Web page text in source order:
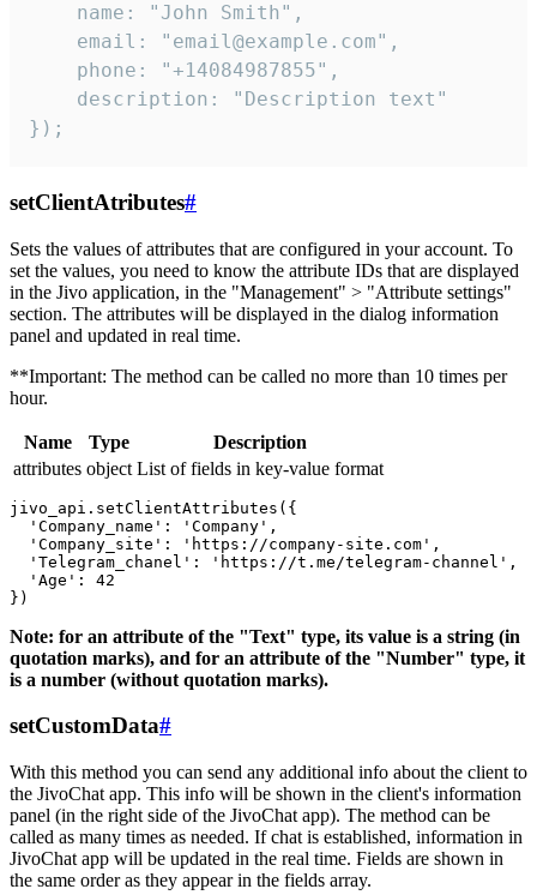
    name: "John Smith",
    email: "email@example.com",
    phone: "+14084987855",
    description: "Description text"
});
setClientAtributes#
Sets the values ​​of attributes that are configured in your account. To
set the values, you need to know the attribute IDs that are displayed
in the Jivo application, in the "Management" > "Attribute settings"
section. The attributes will be displayed in the dialog information
panel and updated in real time.
**Important: The method can be called no more than 10 times per
hour.
Name Type
Description
attributes object List of fields in key-value format
jivo_api.setClientAttributes({
  'Company_name': 'Company',
  'Company_site': 'https://company-site.com',
  'Telegram_chanel': 'https://t.me/telegram-channel',
  'Age': 42
Note: for an attribute of the "Text" type, its value is a string (in
quotation marks), and for an attribute of the "Number" type, it
is a number (without quotation marks).
setCustomData#
With this method you can send any additional info about the client to
the JivoChat app. This info will be shown in the client's information
panel (in the right side of the JivoChat app). The method can be
called as many times as needed. If chat is established, information in
JivoChat app will be updated in the real time. Fields are shown in
the same order as they appear in the fields array.